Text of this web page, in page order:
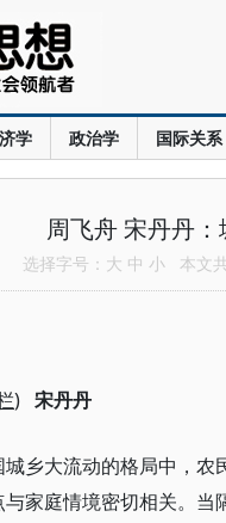
学 政治学 国际关系
周飞舟 宋丹丹
选择字号： 大 中 小 本文
) 宋丹丹
城乡大流动的格局中，农
家庭情境密切相关。